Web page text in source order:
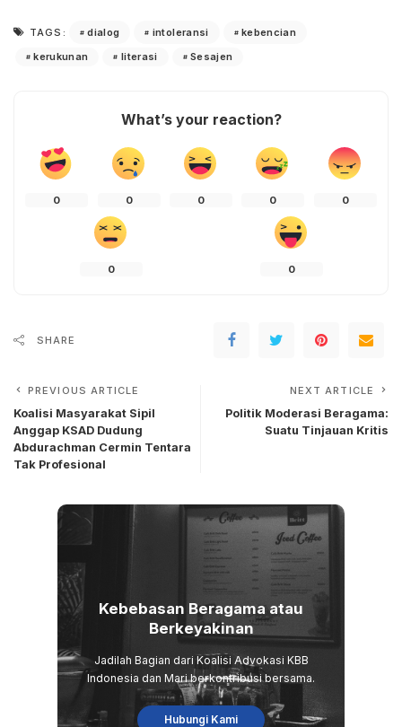
TAGS: dialog intoleransi
kebencian
kerukunan
literasi Sesajen
What’s your reaction?
0 0 0 0 0
0 0
SHARE
PREVIOUS ARTICLE
Koalisi Masyarakat Sipil
Anggap KSAD Dudung
Abdurachman Cermin Tentara
Tak Profesional
NEXT ARTICLE
Politik Moderasi Beragama:
Suatu Tinjauan Kritis
Kebebasan Beragama atau
Berkeyakinan
Jadilah Bagian dari Koalisi Advokasi KBB
Indonesia dan Mari berkontribusi bersama.
Hubungi Kami